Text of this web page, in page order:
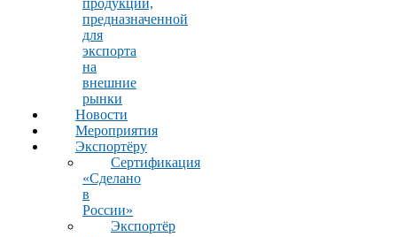
продукции,
предназначенной
для
экспорта
на
внешние
рынки
Новости
Мероприятия
Экспортёру
Сертификация
«Сделано
в
России»
Экспортёр